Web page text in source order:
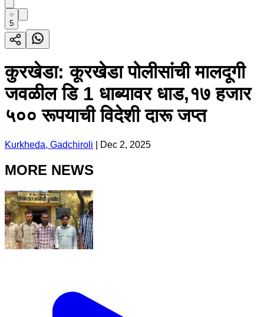
5
कुरखेडा: कूरखेडा पोलीसांची मालदूगी
जवळील डि 1 धाब्यावर धाड,१७ हजार
५०० रूपयाची विदेशी दारू जप्त
Kurkheda, Gadchiroli Dec 2, 2025
MORE NEWS